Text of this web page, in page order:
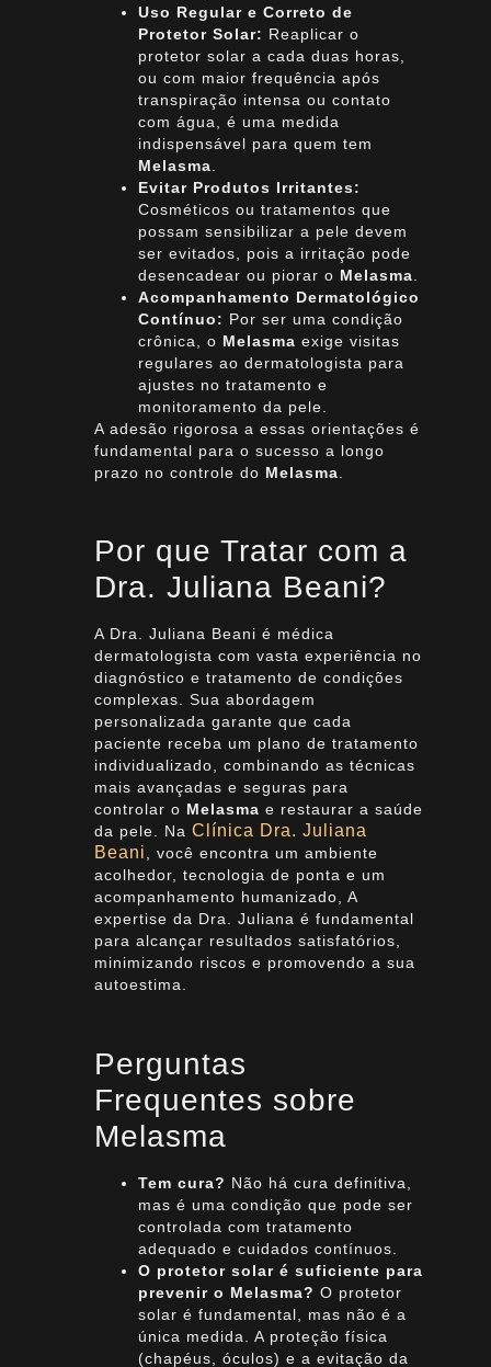
Uso Regular e Correto de
Protetor Solar: Reaplicar o
protetor solar a cada duas horas,
ou com maior frequência após
transpiração intensa ou contato
com água, é uma medida
indispensável para quem tem
Melasma
Evitar Produtos Irritantes:
Cosméticos ou tratamentos que
possam sensibilizar a pele devem
ser evitados, pois a irritação pode
desencadear ou piorar o Melasma
Acompanhamento Dermatológico
Contínuo: Por ser uma condição
crônica, o Melasma exige visitas
regulares ao dermatologista para
ajustes no tratamento e
monitoramento da pele.
A adesão rigorosa a essas orientações é
fundamental para o sucesso a longo
prazo no controle do Melasma
Por que Tratar com a
Dra. Juliana Beani?
A Dra. Juliana Beani é médica
dermatologista com vasta experiência no
diagnóstico e tratamento de condições
complexas. Sua abordagem
personalizada garante que cada
paciente receba um plano de tratamento
individualizado, combinando as técnicas
mais avançadas e seguras para
controlar o Melasma e restaurar a saúde
da pele. Na Clínica Dra. Juliana
Beani, você encontra um ambiente
acolhedor, tecnologia de ponta e um
acompanhamento humanizado, A
expertise da Dra. Juliana é fundamental
para alcançar resultados satisfatórios,
minimizando riscos e promovendo a sua
autoestima.
Perguntas
Frequentes sobre
Melasma
Tem cura? Não há cura definitiva,
mas é uma condição que pode ser
controlada com tratamento
adequado e cuidados contínuos.
O protetor solar é suficiente para
prevenir o Melasma? O protetor
solar é fundamental, mas não é a
única medida. A proteção física
(chapéus, óculos) e a evitação da